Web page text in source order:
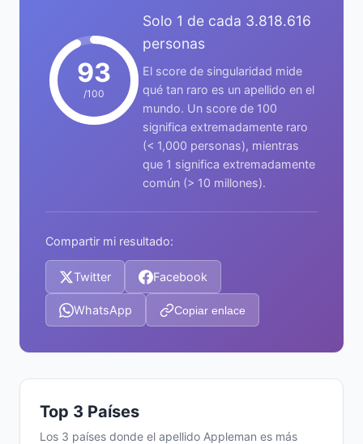
93
/100
Solo 1 de cada 3.818.616
personas
El score de singularidad mide
qué tan raro es un apellido en el
mundo. Un score de 100
significa extremadamente raro
(< 1,000 personas), mientras
que 1 significa extremadamente
común (> 10 millones).
Compartir mi resultado:
Twitter Facebook
WhatsApp Copiar enlace
Top 3 Países
Los 3 países donde el apellido Appleman es más